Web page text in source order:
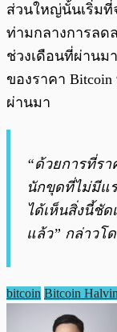
ส่วนใหญ่นั้นเริ่มที่
ท่ามกลางการลด
ช่วงเดือนที่ผ่านม
ของราคา
ผ่านมา
“ด้วยการที่ร
นักขุดที่ไม่มีแ
ได้เห็นสิ่งนี้ชัด
แล้ว” กล่าวโ
bitcoin Bitcoin